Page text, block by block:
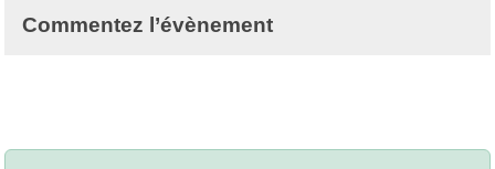
Commentez l’évènement